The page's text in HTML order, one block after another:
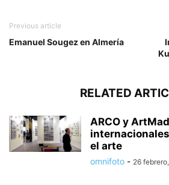
Previous article
Emanuel Sougez en Almería
RELATED
ARCO y
el arte
omnifoto - 26